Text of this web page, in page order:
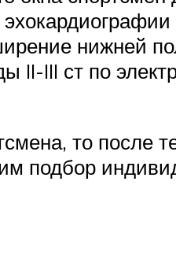
нижней
II-III ст по
то после
подбор